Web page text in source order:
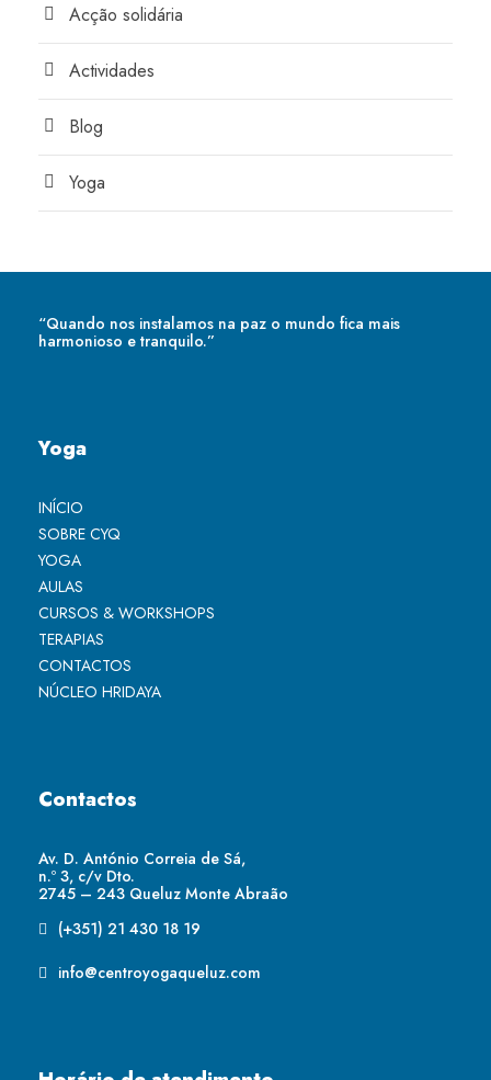
Acção solidária
Actividades
Blog
Yoga
“Quando nos instalamos na paz o mundo fica mais
harmonioso e tranquilo.”
Yoga
INÍCIO
SOBRE CYQ
YOGA
AULAS
CURSOS & WORKSHOPS
TERAPIAS
CONTACTOS
NÚCLEO HRIDAYA
Contactos
Av. D. António Correia de Sá,
n.º 3, c/v Dto.
2745 – 243 Queluz Monte Abraão
(+351) 21 430 18 19
info@centroyogaqueluz.com